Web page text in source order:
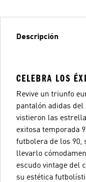
Descripción
CELEBRA LOS
Revive un triunfo
pantalón adidas
vistieron las
exitosa temporada
futbolera de los 90,
llevarlo
escudo vintage del
su estética